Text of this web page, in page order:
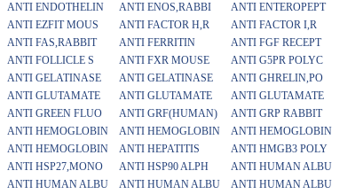
ANTI ENDOTHELIN ANTI ENOS,RABBI
ANTI ENTEROPEPT
ANTI EZFIT MOUS ANTI FACTOR H,R
ANTI FACTOR I,R
ANTI FAS,RABBIT ANTI FERRITIN
ANTI FGF RECEPT
ANTI FOLLICLE S ANTI FXR MOUSE
ANTI G5PR POLYC
ANTI GELATINASE ANTI GELATINASE
ANTI GHRELIN,PO
ANTI GLUTAMATE ANTI GLUTAMATE
ANTI GLUTAMATE
ANTI GREEN FLUO ANTI GRF(HUMAN)
ANTI GRP RABBIT
ANTI HEMOGLOBIN ANTI HEMOGLOBIN
ANTI HEMOGLOBIN
ANTI HEMOGLOBIN ANTI HEPATITIS
ANTI HMGB3 POLY
ANTI HSP27,MONO ANTI HSP90 ALPH
ANTI HUMAN ALBU
ANTI HUMAN ALBU ANTI HUMAN ALBU
ANTI HUMAN ALBU